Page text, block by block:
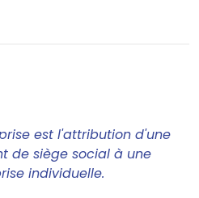
est l'attribution d'une
de siège social à une
individuelle.